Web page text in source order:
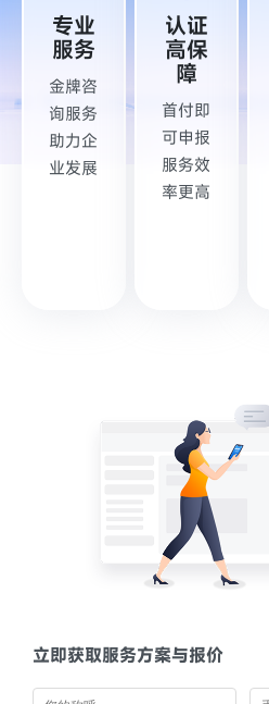
专业
服务
金牌咨
询服务
助力企
业发展
认证
高保
障
首付即
可申报
服务效
率更高
立即获取服务方案与报价